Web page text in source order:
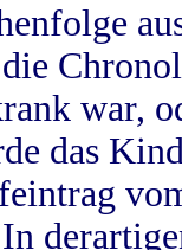
war,
das